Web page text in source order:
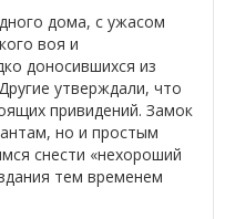
дома, с ужасом
воя и
доносившихся из
утверждали, что
привидений. Замок
но и простым
снести «нехороший
тем временем